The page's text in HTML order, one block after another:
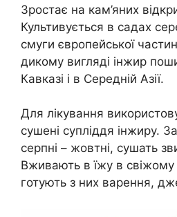
Зростає на кам’яних
Культивується в садах
смуги європейської
дикому вигляді інжир
Кавказі і в Середній Азії.
Для лікування
сушені супліддя інжиру.
серпні – жовтні, сушать
Вживають в їжу в свіжому
готують з них варення,